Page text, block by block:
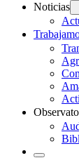
Noticias